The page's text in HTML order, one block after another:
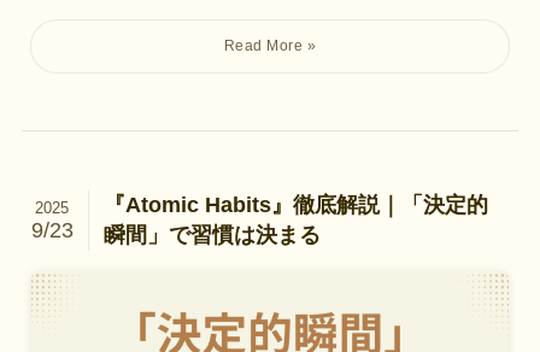
『Atomic Habits』徹底解説｜「決定的
瞬間」で習慣は決まる
2025
9/23